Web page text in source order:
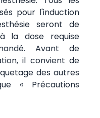
pour l'induction
seront de
la dose requise
Avant de
il convient de
des autres
« Précautions